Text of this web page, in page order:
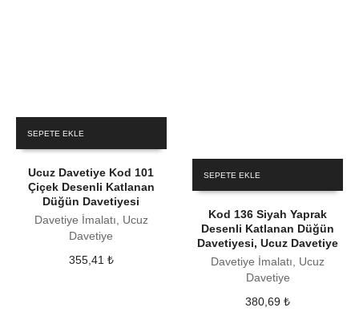
SEPETE EKLE
Ucuz Davetiye Kod 101
Çiçek Desenli Katlanan
Düğün Davetiyesi
Davetiye İmalatı, Ucuz
Davetiye
355,41 ₺
SEPETE EKLE
Kod 136 Siyah Yaprak
Desenli Katlanan Düğün
Davetiyesi, Ucuz Davetiye
Davetiye İmalatı, Ucuz
Davetiye
380,69₺